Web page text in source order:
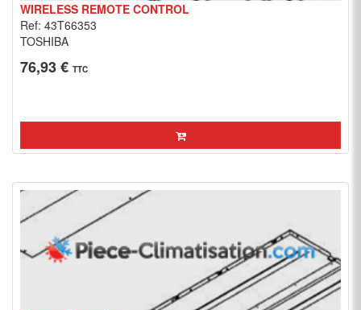
WIRELESS REMOTE CONTROL
Ref: 43T66353
TOSHIBA
76,93 € TTC